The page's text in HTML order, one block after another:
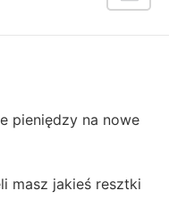
pieniędzy na nowe
masz jakieś resztki